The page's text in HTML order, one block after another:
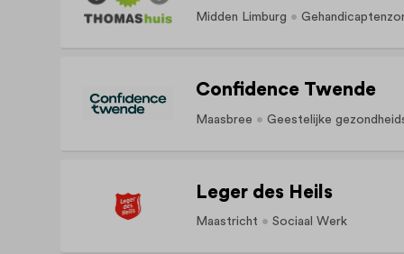
Midden Limburg
Confidence Twende
Maasbree Geestelijke
Leger des Heils
Maastricht Sociaal Werk